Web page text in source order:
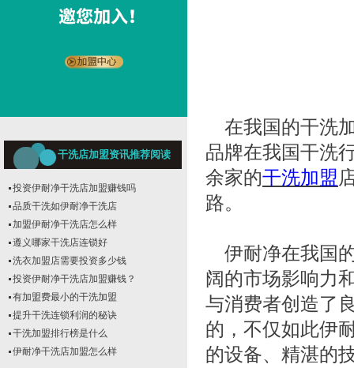
干洗店加盟资讯推荐阅读
投资伊耐净干洗店加盟赚钱吗
品质干洗如伊耐净干洗店
加盟伊耐净干洗店怎么样
遵义哪家干洗店连锁好
洗衣加盟店需要投资多少钱
投资伊耐净干洗店加盟赚钱？
有加盟费最小的干洗加盟
提升干洗连锁利润的秘诀
干洗加盟排行榜是什么
伊耐净干洗店加盟怎么样
在我国的干洗
品牌在我国干洗
余家的干洗加盟
路。
伊耐净在我国
阔的市场影响力
与消费者创造了
的，不仅如此伊
的设备、精湛的